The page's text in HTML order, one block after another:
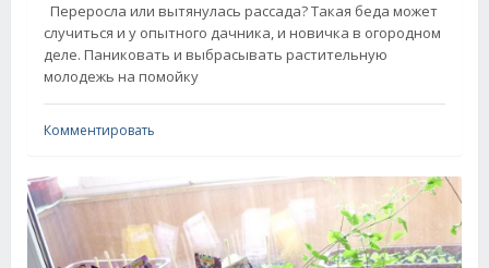
Переросла или вытянулась рассада? Такая беда может
случиться и у опытного дачника, и новичка в огородном
деле. Паниковать и выбрасывать растительную
молодежь на помойку
Комментировать